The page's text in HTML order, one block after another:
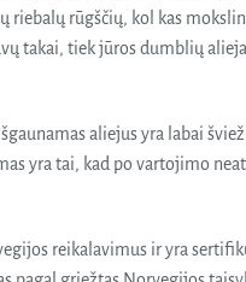
riebalų rūgščių, kol kas
takai, tiek jūros dumblių
aliejus yra labai
yra tai, kad po vartojimo
reikalavimus ir yra